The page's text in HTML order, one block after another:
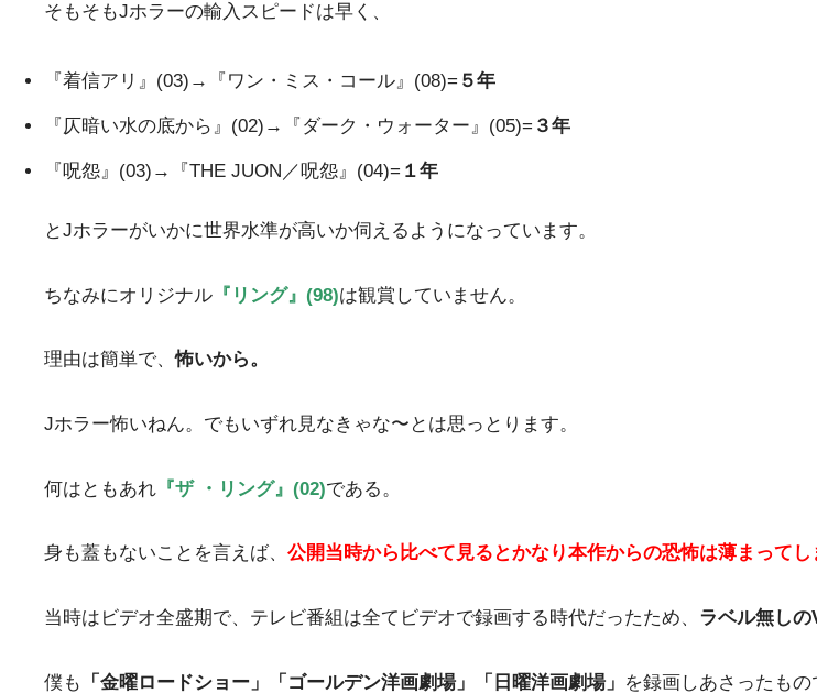
そもそもJホラーの輸入スピードは早く、
『着信アリ』(03)→『ワン・ミス・コール』(08)= ５年
『仄暗い水の底から』(02)→『ダーク・ウォーター』(05)= ３年
『呪怨』(03)→『THE JUON／呪怨』(04)= １年
とJホラーがいかに世界水準が高いか伺えるようになっています。
ちなみにオリジナル 『リング』(98)は観賞していません。
理由は簡単で、怖いから。
Jホラー怖いねん。でもいずれ見なきゃな〜とは思っとります。
何はともあれ 『ザ ・リング』(02)である。
身も蓋もないことを言えば、 公開当時から比べて見るとかなり本作からの恐怖は薄まってし
当時はビデオ全盛期で、テレビ番組は全てビデオで録画する時代だったため、 ラベル無し
僕も 「金曜ロードショー」「ゴールデン洋画劇場」「日曜洋画劇場」 を録画しあさったもの